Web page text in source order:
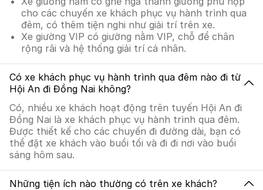
cho các chuyến xe khách phục vụ hành trình qua
đêm, có thêm tiện nghi như giải trí trên xe.
Xe giường VIP có giường nằm VIP, chỗ để chân
rộng rãi và hệ thống giải trí cá nhân.
Có xe khách phục vụ hành trình qua đêm nào đi từ
Hội An đi Đồng Nai không?
Có, nhiều xe khách hoạt động trên tuyến Hội An đi
Đồng Nai là xe khách phục vụ hành trình qua đêm.
Được thiết kế cho các chuyến đi đường dài, bạn có
thể đặt xe khách vào buổi tối và đi đi nơi vào buổi
sáng hôm sau.
Những tiện ích nào thường có trên xe khách?